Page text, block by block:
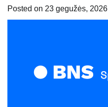
Posted on 23 gegužės, 2026